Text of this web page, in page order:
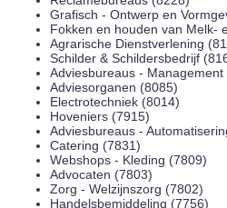
Grafisch - Ontwerp en
Fokken en houden van Melk-
Agrarische Dienstverlening
Schilder & Schildersbedrijf
Adviesbureaus -
Adviesorganen (8085)
Electrotechniek (8014)
Hoveniers (7915)
Adviesbureaus -
Catering (7831)
Webshops - Kleding (7809)
Advocaten (7803)
Zorg - Welzijnszorg (7802)
Handelsbemiddeling (7756)